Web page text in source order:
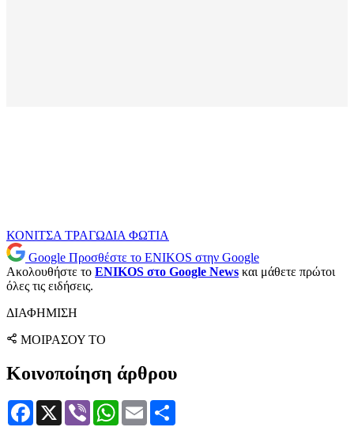
ΚΟΝΙΤΣΑ ΤΡΑΓΩΔΙΑ ΦΩΤΙΑ
Google Προσθέστε το ENIKOS στην Google
Ακολουθήστε το ENIKOS στο Google News και μάθετε πρώτοι
όλες τις ειδήσεις.
ΔΙΑΦΗΜΙΣΗ
ΜΟΙΡΑΣΟΥ ΤΟ
Κοινοποίηση άρθρου
Facebook
X Viber WhatsApp
Email